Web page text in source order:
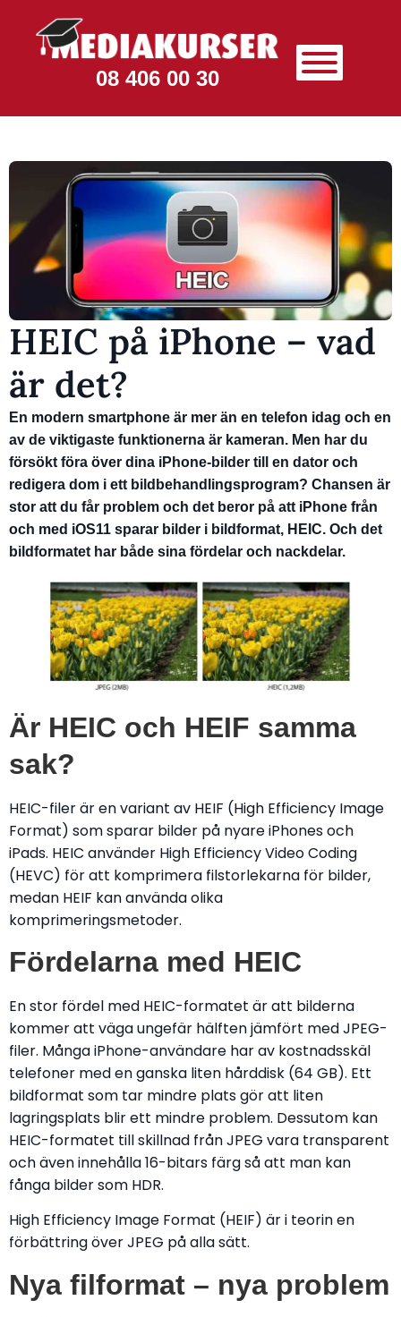
08 406 00 30
HEIC på iPhone – vad
är det?
En modern smartphone är mer än en telefon idag och en
av de viktigaste funktionerna är kameran. Men har du
försökt föra över dina iPhone-bilder till en dator och
redigera dom i ett bildbehandlingsprogram? Chansen är
stor att du får problem och det beror på att iPhone från
och med iOS11 sparar bilder i bildformat, HEIC. Och det
bildformatet har både sina fördelar och nackdelar.
Är HEIC och HEIF samma
sak?
HEIC-filer är en variant av HEIF (High Efficiency Image
Format) som sparar bilder på nyare iPhones och
iPads. HEIC använder High Efficiency Video Coding
(HEVC) för att komprimera filstorlekarna för bilder,
medan HEIF kan använda olika
komprimeringsmetoder.
Fördelarna med HEIC
En stor fördel med HEIC-formatet är att bilderna
kommer att väga ungefär hälften jämfört med JPEG-
filer. Många iPhone-användare har av kostnadsskäl
telefoner med en ganska liten hårddisk (64 GB). Ett
bildformat som tar mindre plats gör att liten
lagringsplats blir ett mindre problem. Dessutom kan
HEIC-formatet till skillnad från JPEG vara transparent
och även innehålla 16-bitars färg så att man kan
fånga bilder som HDR.
High Efficiency Image Format (HEIF) är i teorin en
förbättring över JPEG på alla sätt.
Nya filformat – nya problem